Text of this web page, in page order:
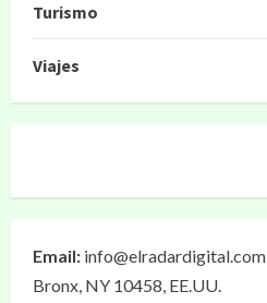
Turismo
Viajes
Email: info@elradardigital.com
Bronx, NY 10458, EE.UU.